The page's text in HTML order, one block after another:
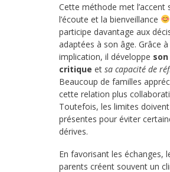
Cette méthode met l’accent
l’écoute et la bienveillance
participe davantage aux
adaptées à son âge. Grâce
implication, il développe
critique et sa capacité de
Beaucoup de familles
cette relation plus
Toutefois, les limites
présentes pour éviter
dérives.
En favorisant les échanges,
parents créent souvent un